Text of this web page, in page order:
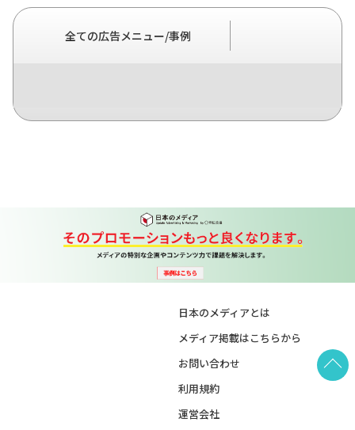
全ての広告メニュー/事例
日本のメディアとは
メディア掲載はこちらから
お問い合わせ
利用規約
運営会社